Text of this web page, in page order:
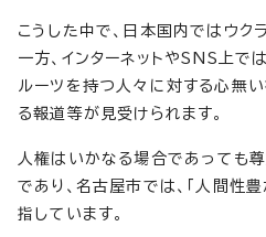
こうした中で、日本国内ではウク
一方、インターネットやSNS上で
ルーツを持つ人々に対する心無
る報道等が見受けられます。
人権はいかなる場合であっても
であり、名古屋市では、「人間性
指しています。